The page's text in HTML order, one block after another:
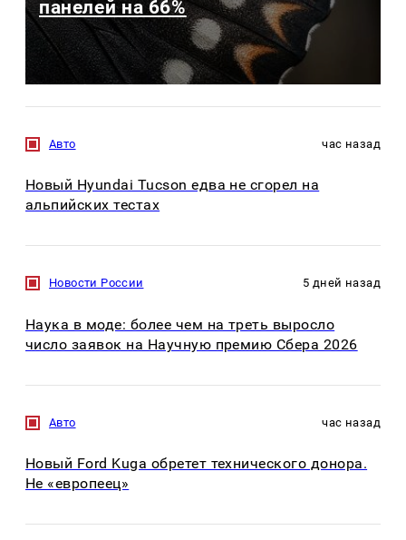
панелей на 66%
Авто час назад
Новый Hyundai Tucson едва не сгорел на
альпийских тестах
Новости России 5 дней назад
Наука в моде: более чем на треть выросло
число заявок на Научную премию Сбера 2026
Авто час назад
Новый Ford Kuga обретет технического донора.
Не «европеец»